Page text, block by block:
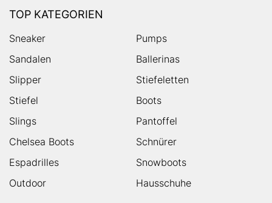
TOP KATEGORIEN
Sneaker
Pumps
Sandalen
Ballerinas
Slipper
Stiefeletten
Stiefel
Boots
Slings
Pantoffel
Chelsea Boots
Schnürer
Espadrilles
Snowboots
Outdoor
Hausschuhe